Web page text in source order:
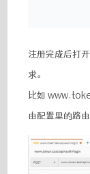
注册完成后打
求。
比如
由配置里的路